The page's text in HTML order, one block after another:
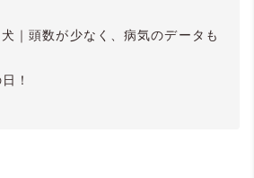
｜頭数が少なく、病気のデータも
！